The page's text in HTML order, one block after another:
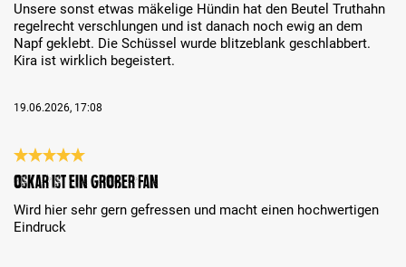
Unsere sonst etwas mäkelige Hündin hat den Beutel Truthahn
regelrecht verschlungen und ist danach noch ewig an dem
Napf geklebt. Die Schüssel wurde blitzeblank geschlabbert.
Kira ist wirklich begeistert.
19.06.2026, 17:08
Review with rating of 5 out of 5 stars
Oskar ist ein großer Fan
Wird hier sehr gern gefressen und macht einen hochwertigen
Eindruck